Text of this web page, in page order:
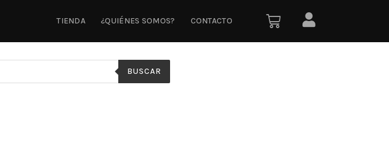
TIENDA ¿QUIÉNES SOMOS? CONTACTO
BUSCAR